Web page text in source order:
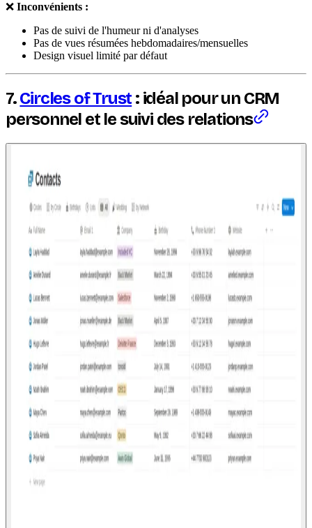
❌ Inconvénients :
Pas de suivi de l'humeur ni d'analyses
Pas de vues résumées hebdomadaires/mensuelles
Design visuel limité par défaut
7.Circles of Trust : idéal pour un CRM
personnel et le suivi des relations